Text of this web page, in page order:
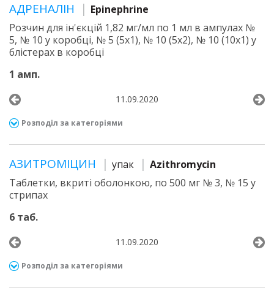
АДРЕНАЛІН
Epinephrine
Розчин для ін'єкцій 1,82 мг/мл по 1 мл в ампулах №
5, № 10 у коробці, № 5 (5х1), № 10 (5х2), № 10 (10х1) у
блістерах в коробці
1 амп.
11.09.2020
Розподіл за категоріями
АЗИТРОМІЦИН упак
Azithromycin
Таблетки, вкриті оболонкою, по 500 мг № 3, № 15 у
стрипах
6 таб.
11.09.2020
Розподіл за категоріями